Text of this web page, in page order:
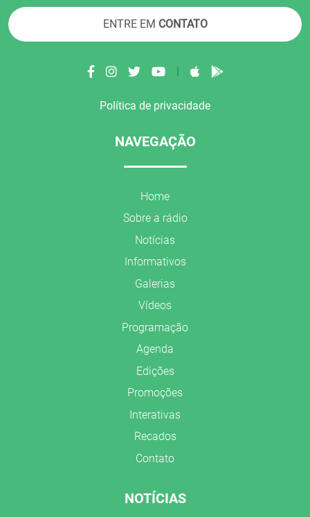
ENTRE EM CONTATO
Política de privacidade
NAVEGAÇÃO
Home
Sobre a rádio
Notícias
Informativos
Galerias
Vídeos
Programação
Agenda
Edições
Promoções
Interativas
Recados
Contato
NOTÍCIAS